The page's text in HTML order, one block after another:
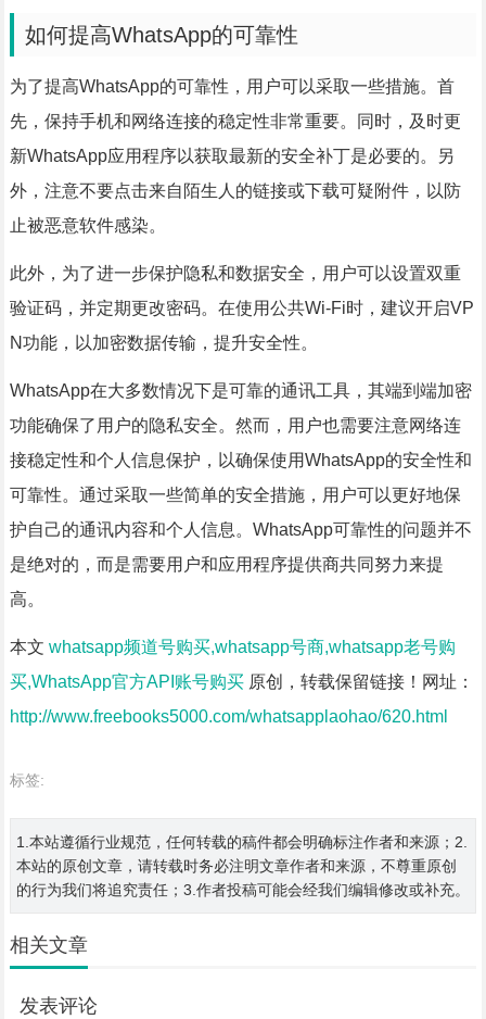
如何提高WhatsApp的可靠性
为了提高WhatsApp的可靠性，用户可以采取一些措施。首
先，保持手机和网络连接的稳定性非常重要。同时，及时更
新WhatsApp应用程序以获取最新的安全补丁是必要的。另
外，注意不要点击来自陌生人的链接或下载可疑附件，以防
止被恶意软件感染。
此外，为了进一步保护隐私和数据安全，用户可以设置双重
验证码，并定期更改密码。在使用公共Wi-Fi时，建议开启VP
N功能，以加密数据传输，提升安全性。
WhatsApp在大多数情况下是可靠的通讯工具，其端到端加密
功能确保了用户的隐私安全。然而，用户也需要注意网络连
接稳定性和个人信息保护，以确保使用WhatsApp的安全性和
可靠性。通过采取一些简单的安全措施，用户可以更好地保
护自己的通讯内容和个人信息。WhatsApp可靠性的问题并不
是绝对的，而是需要用户和应用程序提供商共同努力来提
高。
本文 whatsapp频道号购买,whatsapp号商,whatsapp老号购
买,WhatsApp官方API账号购买原创，转载保留链接！网址：
http://www.freebooks5000.com/whatsapplaohao/620.html
标签:
1.本站遵循行业规范，任何转载的稿件都会明确标注作者和来源；2.
本站的原创文章，请转载时务必注明文章作者和来源，不尊重原创
的行为我们将追究责任；3.作者投稿可能会经我们编辑修改或补充。
相关文章
发表评论